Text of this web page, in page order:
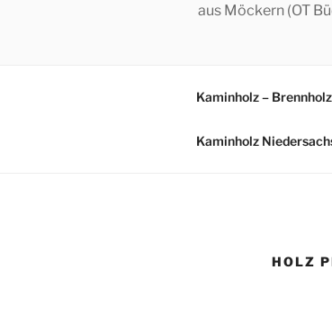
aus Möckern (OT
Kaminholz – Brennholz
Kaminholz
HOLZ